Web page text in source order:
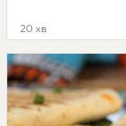
20 хв